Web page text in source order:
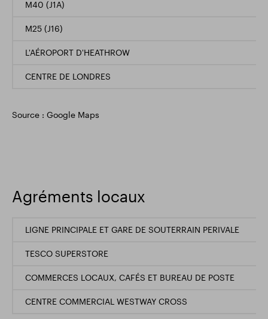
M40 (J1A)
M25 (J16)
L'AÉROPORT D'HEATHROW
CENTRE DE LONDRES
Source : Google Maps
Agréments locaux
LIGNE PRINCIPALE ET GARE DE SOUTERRAIN PERIVALE
TESCO SUPERSTORE
COMMERCES LOCAUX, CAFÉS ET BUREAU DE POSTE
CENTRE COMMERCIAL WESTWAY CROSS